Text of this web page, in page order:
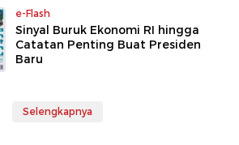
e-Flash
Sinyal Buruk Ekonomi RI hingga
Catatan Penting Buat Presiden
Baru
Selengkapnya